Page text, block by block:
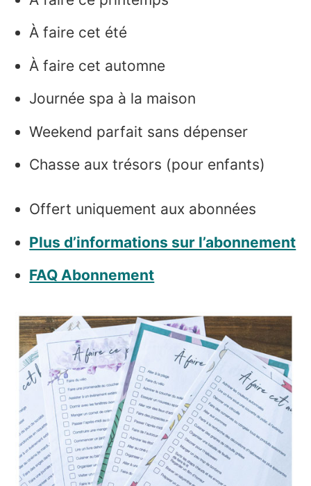
À faire cet été
À faire cet automne
Journée spa à la maison
Weekend parfait sans dépenser
Chasse aux trésors (pour enfants)
Offert uniquement aux abonnées
Plus d’informations sur l’abonnement
FAQ Abonnement